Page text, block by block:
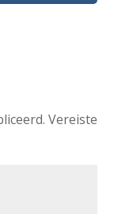
Vereiste